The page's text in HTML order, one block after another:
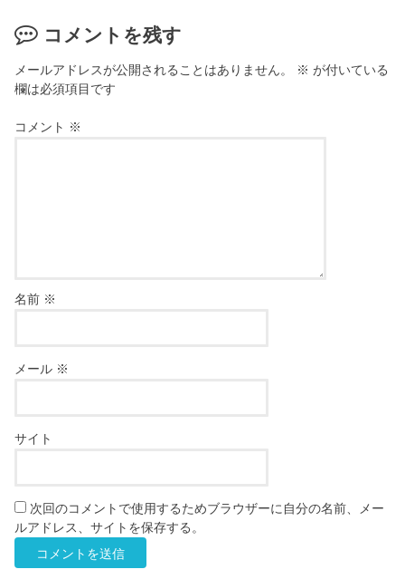
コメントを残す
メールアドレスが公開されることはありません。 ※ が付いている
欄は必須項目です
コメント ※
名前 ※
メール ※
サイト
次回のコメントで使用するためブラウザーに自分の名前、メー
ルアドレス、サイトを保存する。